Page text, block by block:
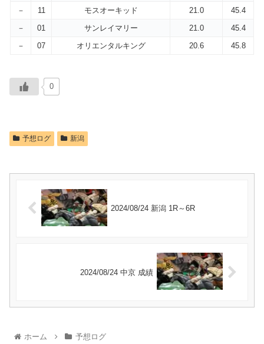
－
11 モスオーキッド 21.0
45.4
－
01 サンレイマリー 21.0
45.4
－
07 オリエンタルキング 20.6 45.8
0
予想ログ 新潟
2024/08/24 新潟 1R～6R
2024/08/24 中京 成績
ホーム 予想ログ